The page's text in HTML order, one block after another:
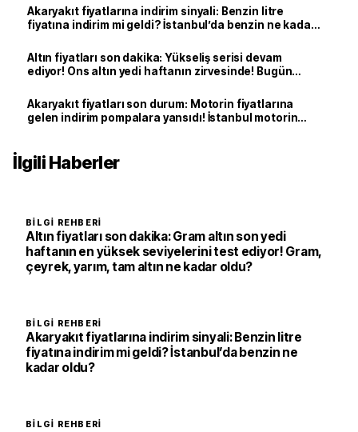
Akaryakıt fiyatlarına indirim sinyali: Benzin litre
fiyatına indirim mi geldi? İstanbul’da benzin ne kadar
Altın fiyatları son dakika: Yükseliş serisi devam
ediyor! Ons altın yedi haftanın zirvesinde! Bugün
Akaryakıt fiyatları son durum: Motorin fiyatlarına
gelen indirim pompalara yansıdı! İstanbul motorin
İlgili Haberler
BILGI REHBERI
Altın fiyatları son dakika: Gram altın son yedi
haftanın en yüksek seviyelerini test ediyor! Gram,
çeyrek, yarım, tam altın ne kadar oldu?
BILGI REHBERI
Akaryakıt fiyatlarına indirim sinyali: Benzin litre
fiyatına indirim mi geldi? İstanbul’da benzin ne
kadar oldu?
BILGI REHBERI